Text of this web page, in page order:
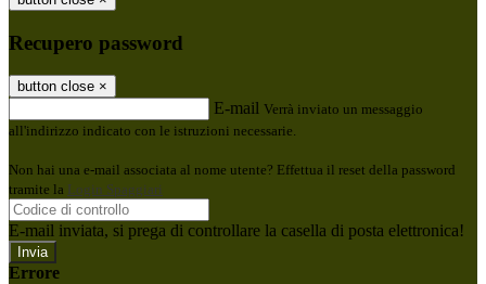
Recupero password
button close ×
E-mail Verrà inviato un messaggio
all'indirizzo indicato con le istruzioni necessarie.
Non hai una e-mail associata al nome utente? Effettua il reset della password
tramite la Login Spaggiari
E-mail inviata, si prega di controllare la casella di posta elettronica!
Errore